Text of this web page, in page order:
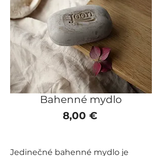
Bahenné mydlo
8,00 €Price
Jedinečné bahenné mydlo je